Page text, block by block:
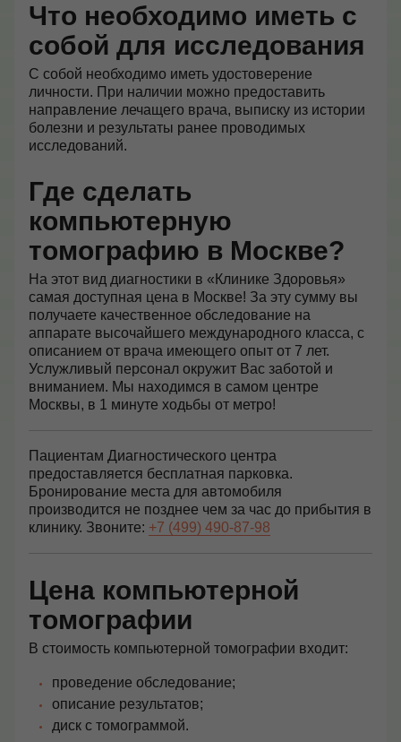
Что необходимо иметь с
собой для исследования
С собой необходимо иметь удостоверение
личности. При наличии можно предоставить
направление лечащего врача, выписку из истории
болезни и результаты ранее проводимых
исследований.
Где сделать
компьютерную
томографию в Москве?
На этот вид диагностики в «Клинике Здоровья»
самая доступная цена в Москве! За эту сумму вы
получаете качественное обследование на
аппарате высочайшего международного класса, с
описанием от врача имеющего опыт от 7 лет.
Услужливый персонал окружит Вас заботой и
вниманием. Мы находимся в самом центре
Москвы, в 1 минуте ходьбы от метро!
Пациентам Диагностического центра
предоставляется бесплатная парковка.
Бронирование места для автомобиля
производится не позднее чем за час до прибытия в
клинику. Звоните: +7 (499) 490-87-98
Цена компьютерной
томографии
В стоимость компьютерной томографии входит:
проведение обследование;
описание результатов;
диск с томограммой.